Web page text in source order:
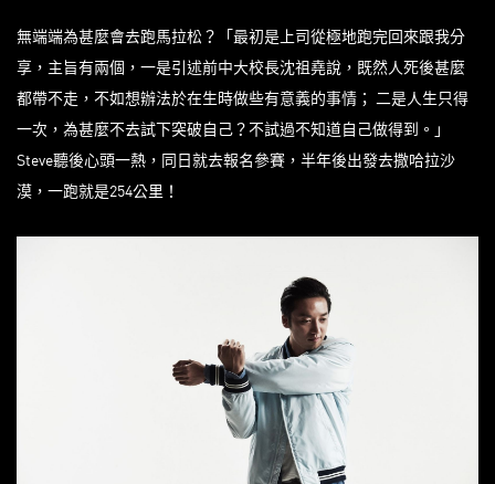
無端端為甚麼會去跑馬拉松？「最初是上司從極地跑完回來跟我分
享，主旨有兩個，一是引述前中大校長沈祖堯說，既然人死後甚麼
都帶不走，不如想辦法於在生時做些有意義的事情； 二是人生只得
一次，為甚麼不去試下突破自己？不試過不知道自己做得到。」
Steve聽後心頭一熱，同日就去報名參賽，半年後出發去撒哈拉沙
漠，一跑就是254公里！